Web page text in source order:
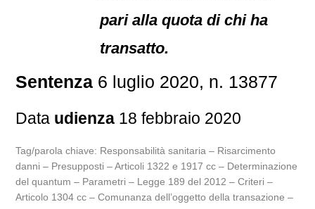
pari alla quota di chi ha
transatto.
Sentenza 6 luglio 2020, n. 13877
Data udienza 18 febbraio 2020
Tag/parola chiave: Responsabilità sanitaria – Risarcimento
danni – Presupposti – Articoli 1322 e 1917 cc – Determinazione
del quantum – Parametri – Legge 189 del 2012 – Criteri –
Articolo 1304 cc – Comunanza dell’oggetto della transazione –